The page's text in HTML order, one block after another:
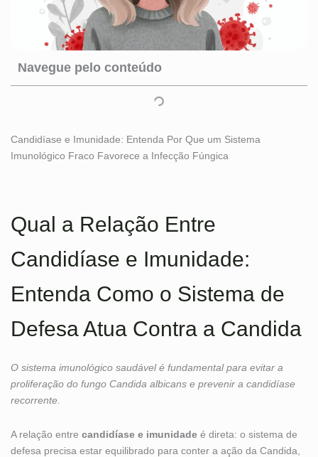
Navegue pelo conteúdo
Candidíase e Imunidade: Entenda Por Que um Sistema
Imunológico Fraco Favorece a Infecção Fúngica
Qual a Relação Entre
Candidíase e Imunidade:
Entenda Como o Sistema de
Defesa Atua Contra a Candida
O sistema imunológico saudável é fundamental para evitar a
proliferação do fungo Candida albicans e prevenir a candidíase
recorrente.
A relação entre candidíase e imunidade é direta: o sistema de
defesa precisa estar equilibrado para conter a ação da Candida,